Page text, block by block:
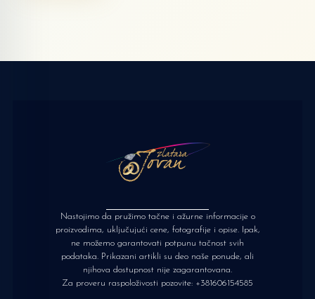
Nastojimo da pružimo tačne i ažurne informacije o
proizvodima, uključujući cene, fotografije i opise. Ipak,
ne možemo garantovati potpunu tačnost svih
podataka. Prikazani artikli su deo naše ponude, ali
njihova dostupnost nije zagarantovana.
Za proveru raspoloživosti pozovite: +381606154585